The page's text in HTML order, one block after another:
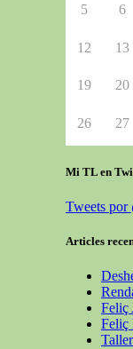
5 6
12 13
19 20
26 27
Mi TL en
Tweets por
Articles
Feliç
Feliç